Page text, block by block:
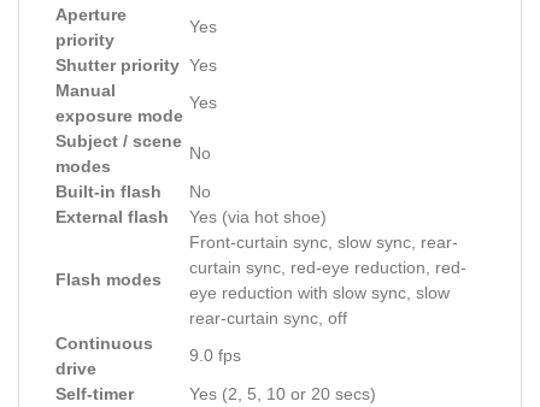
Aperture
priority
Yes
Shutter priority Yes
Manual
exposure mode
Yes
Subject / scene
modes
No
Built-in flash
No
External flash
Yes (via hot shoe)
Flash modes
Front-curtain sync, slow sync, rear-
curtain sync, red-eye reduction, red-
eye reduction with slow sync, slow
rear-curtain sync, off
Continuous
drive
9.0 fps
Self-timer
Yes (2, 5, 10 or 20 secs)